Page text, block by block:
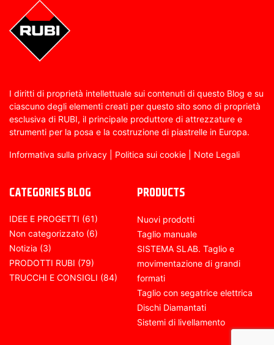
I diritti di proprietà intellettuale sui contenuti di questo Blog e su
ciascuno degli elementi creati per questo sito sono di proprietà
esclusiva di RUBI, il principale produttore di attrezzature e
strumenti per la posa e la costruzione di piastrelle in Europa.
Informativa sulla privacy Politica sui cookie Note Legali
CATEGORIES BLOG
IDEE E PROGETTI (61)
Non categorizzato (6)
Notizia (3)
PRODOTTI RUBI (79)
TRUCCHI E CONSIGLI (84)
PRODUCTS
Nuovi prodotti
Taglio manuale
SISTEMA SLAB. Taglio e
movimentazione di grandi
formati
Taglio con segatrice elettrica
Dischi Diamantati
Sistemi di livellamento